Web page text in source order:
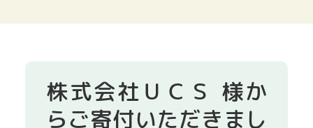
社協事業
サービス
株式会社ＵＣＳ 様か
らご寄付いただきまし